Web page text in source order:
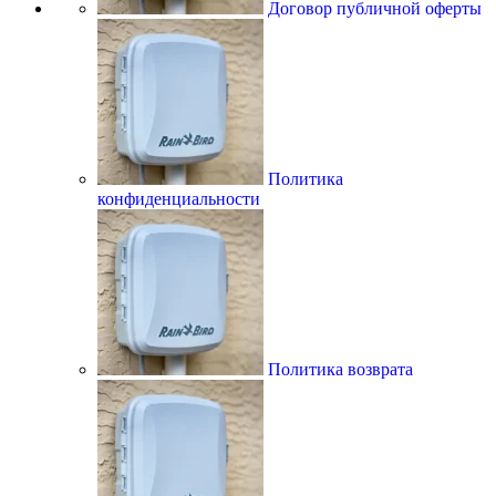
Договор публичной оферты
Политика
конфиденциальности
Политика возврата